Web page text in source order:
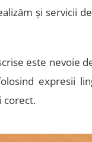
și servicii de
este nevoie
expresii
corect.